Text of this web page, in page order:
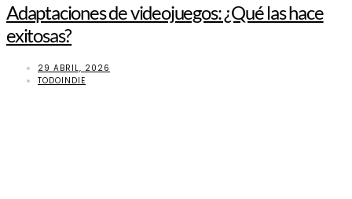
Adaptaciones de videojuegos: ¿Qué las hace
exitosas?
29 ABRIL, 2026
TODOINDIE